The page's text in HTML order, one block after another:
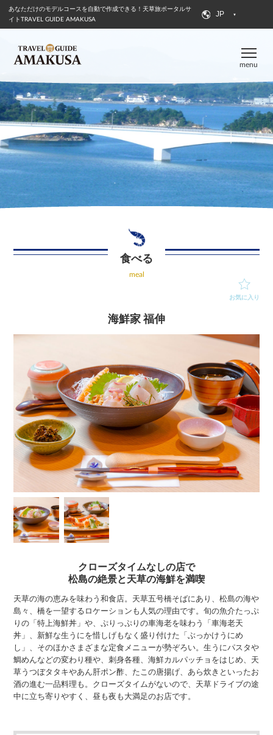
あなただけのモデルコースを自動で作成できる！ 天草旅ポータルサ
イトTRAVEL GUIDE AMAKUSA
JP
menu
食べる
meal
お気に入り
海鮮家 福伸
クローズタイムなしの店で
松島の絶景と天草の海鮮を満喫
天草の海の恵みを味わう和食店。天草五号橋そばにあり、松島の海や
島々、橋を一望するロケーションも人気の理由です。旬の魚介たっぷ
りの「特上海鮮丼」や、ぷりっぷりの車海老を味わう「車海老天
丼」、新鮮な生うにを惜しげもなく盛り付けた「ぶっかけうにめ
し」、そのほかさまざまな定食メニューが勢ぞろい。生うにパスタや
鯛めんなどの変わり種や、刺身各種、海鮮カルパッチョをはじめ、天
草うつぼタタキやあん肝ポン酢、たこの唐揚げ、あら炊きといったお
酒の進む一品料理も。クローズタイムがないので、天草ドライブの途
中に立ち寄りやすく、昼も夜も大満足のお店です。